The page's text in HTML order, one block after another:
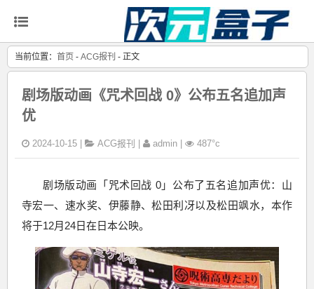
当前位置： 首页 - ACG报刊 - 正文
剧场版动画《咒术回战 0》公布五名追加声
优
2024-10-15 | ACG报刊 admin | 487°c
剧场版动画「咒术回战 0」公布了五名追加声优：山
寺宏一、速水奖、伊藤静、松田利冴以及松田飒水，本作
将于12月24日在日本公映。